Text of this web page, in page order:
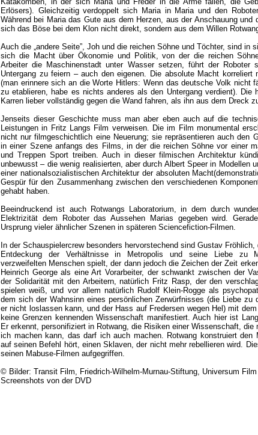
Erlösers). Gleichzeitig verdoppelt sich Maria in Maria und den
Während bei Maria das Gute aus dem Herzen, aus der Anschauung und
sich das Böse bei dem Klon nicht direkt, sondern aus dem Willen
Auch die „andere Seite”, Joh und die reichen Söhne und Töchter, sind in
sich die Macht über Ökonomie und Politik, von der die reichen
Arbeiter die Maschinenstadt unter Wasser setzen, führt der
Untergang zu feiern – auch den eigenen. Die absolute Macht korreliert
(man erinnere sich an die Worte Hitlers: Wenn das deutsche Volk nicht
zu etablieren, habe es nichts anderes als den Untergang verdient). Die
Karren lieber vollständig gegen die Wand fahren, als ihn aus dem Dreck
Jenseits dieser Geschichte muss man aber eben auch auf die
Leistungen in Fritz Langs Film verweisen. Die im Film monumental
nicht nur filmgeschichtlich eine Neuerung; sie repräsentieren auch den
in einer Szene anfangs des Films, in der die reichen Söhne vor einer
und Treppen Sport treiben. Auch in dieser filmischen Architektur
unbewusst – die wenig realisierten, aber durch Albert Speer in Modellen
einer nationalsozialistischen Architektur der absoluten
Gespür für den Zusammenhang zwischen den verschiedenen
gehabt haben.
Beeindruckend ist auch Rotwangs Laboratorium, in dem durch
Elektrizität dem Roboter das Aussehen Marias gegeben wird.
Ursprung vieler ähnlicher Szenen in späteren Sciencefiction-Filmen.
In der Schauspielercrew besonders hervorstechend sind Gustav
Entdeckung der Verhältnisse in Metropolis und seine Liebe zu
verzweifelten Menschen spielt, der dann jedoch die Zeichen der Zeit
Heinrich George als eine Art Vorarbeiter, der schwankt zwischen der
der Solidarität mit den Arbeitern, natürlich Fritz Rasp, der den
spielen weiß, und vor allem natürlich Rudolf Klein-Rogge als
dem sich der Wahnsinn eines persönlichen Zerwürfnisses (die Liebe zu
er nicht loslassen kann, und der Hass auf Fredersen wegen Hel) mit
keine Grenzen kennenden Wissenschaft manifestiert. Auch hier ist
Er erkennt, personifiziert in Rotwang, die Risiken einer Wissenschaft, die
ich machen kann, das darf ich auch machen. Rotwang konstruiert den
auf seinen Befehl hört, einen Sklaven, der nicht mehr rebellieren wird.
seinen Mabuse-Filmen aufgegriffen.
© Bilder: Transit Film, Friedrich-Wilhelm-Murnau-Stiftung, Universum Film
Screenshots von der DVD